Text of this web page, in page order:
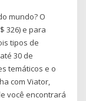
mundo? O
326) e para
tipos de
30 de
temáticos e o
com Viator,
você encontrará